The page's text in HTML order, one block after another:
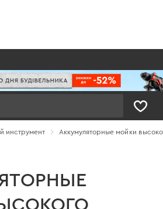
инструмент Аккумуляторные мойки